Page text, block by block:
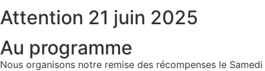
Attention 21 juin 2025
Au programme
Nous organisons notre remise des récompenses le Samedi